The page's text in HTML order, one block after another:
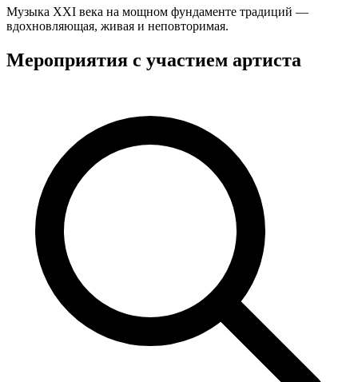
Музыка XXI века на мощном фундаменте традиций —
вдохновляющая, живая и неповторимая.
Мероприятия с участием артиста